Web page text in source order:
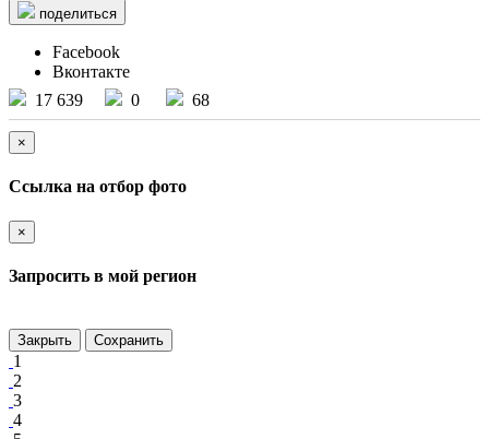
поделиться
Facebook
Вконтакте
17 639
0 68
×
Ссылка на отбор фото
×
Запросить в мой регион
Закрыть Сохранить
1
2
3
4